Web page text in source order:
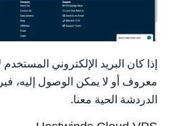
إذا كان البريد الإلكتروني
معروف أو لا يمكن الوصول إليه،
الدردشة الحية معنا.